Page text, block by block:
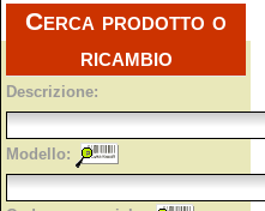
Cerca prodotto o
ricambio
Descrizione:
Modello: